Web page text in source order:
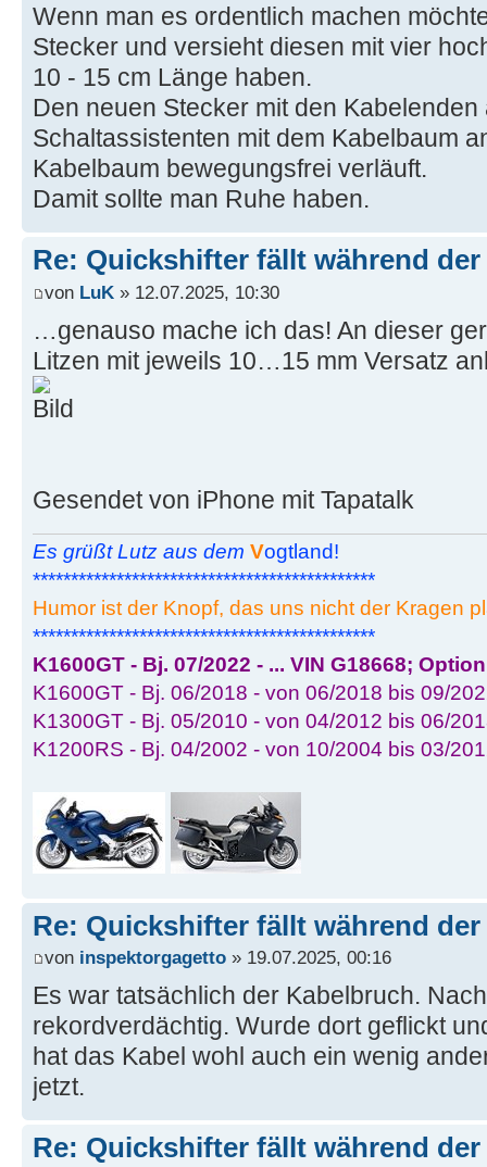
Wenn man es ordentlich machen
Stecker und versieht diesen mit vier
10 - 15 cm Länge haben.
Den neuen Stecker mit den
Schaltassistenten mit dem Kabelbaum
Kabelbaum bewegungsfrei verläuft.
Damit sollte man Ruhe haben.
Re: Quickshifter fällt während
von LuK » 12.07.2025, 10:30
…genauso mache ich das! An dieser
Litzen mit jeweils 10…15 mm Versatz
Gesendet von iPhone mit Tapatalk
Es grüßt Lutz aus dem Vogtland!
*********************************************
Humor ist der Knopf, das uns nicht der Kragen
*********************************************
K1600GT - Bj. 07/2022 - ... VIN G18668;
K1600GT - Bj. 06/2018 - von 06/2018 bis 09/
K1300GT - Bj. 05/2010 - von 04/2012 bis 06/
K1200RS - Bj. 04/2002 - von 10/2004 bis 03/
Re: Quickshifter fällt während
von inspektorgagetto » 19.07.2025, 00:16
Es war tatsächlich der Kabelbruch.
rekordverdächtig. Wurde dort geflickt
hat das Kabel wohl auch ein wenig
jetzt.
Re: Quickshifter fällt während